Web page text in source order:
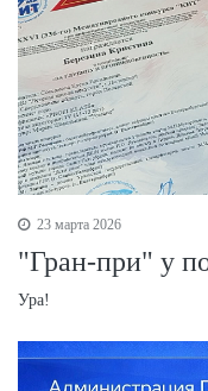
23 марта 2026
"Гран-при" у
Ура!